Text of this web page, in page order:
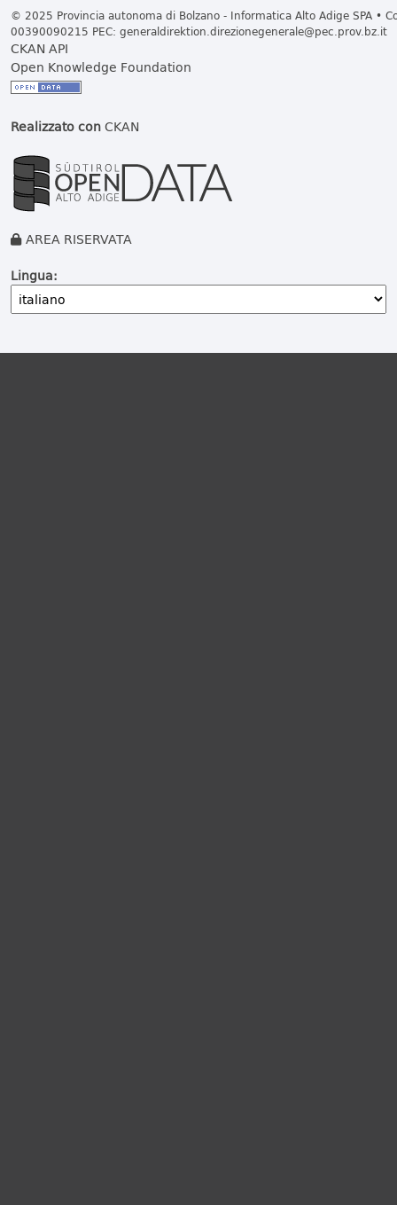
© 2025 Provincia autonoma di Bolzano - Informatica Alto Adige SPA •
00390090215 PEC: generaldirektion.direzionegenerale@pec.prov.bz.it
CKAN API
Open Knowledge Foundation
Realizzato conCKAN
AREA RISERVATA
Lingua